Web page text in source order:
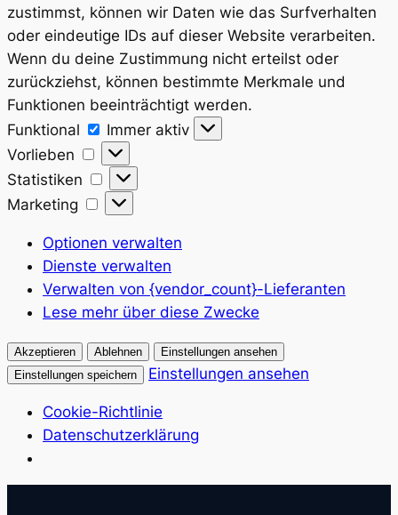
zustimmst, können wir Daten wie das Surfverhalten
oder eindeutige IDs auf dieser Website verarbeiten.
Wenn du deine Zustimmung nicht erteilst oder
zurückziehst, können bestimmte Merkmale und
Funktionen beeinträchtigt werden.
Funktional
Funktional
Immer aktiv
Vorlieben
Vorlieben
Statistiken
Statistiken
Marketing
Marketing
Optionen verwalten
Dienste verwalten
Verwalten von {vendor_count}-Lieferanten
Lese mehr über diese Zwecke
Akzeptieren Ablehnen
Einstellungen ansehen
Einstellungen speichern
Einstellungen ansehen
Cookie-Richtlinie
Datenschutzerklärung